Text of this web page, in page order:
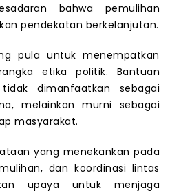
bahwa pemulihan
pendekatan berkelanjutan.
pula untuk menempatkan
etika politik. Bantuan
dimanfaatkan sebagai
melainkan murni sebagai
masyarakat.
yang menekankan pada
dan koordinasi lintas
upaya untuk menjaga